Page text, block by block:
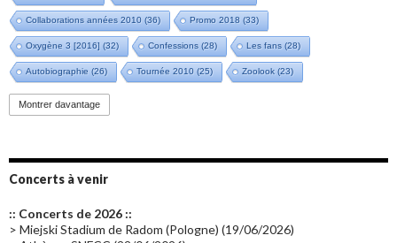
Collaborations années 2010 (36) Promo 2018 (33)
Oxygène 3 [2016] (32) Confessions (28) Les fans (28)
Autobiographie (26) Tournée 2010 (25) Zoolook (23)
Promo 2019(23)
Groupe de Recherche Musicale
Passages radio Vidéo Jarrecast (16) Synthé 80's
Montrer davantage
Concerts à venir
:: Concerts de 2026 ::
> Miejski Stadium de Radom (Pologne) (19/06/2026)